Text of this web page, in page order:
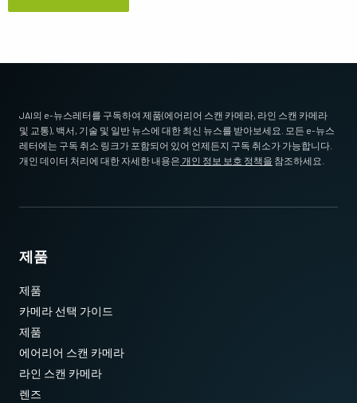
JAI의 e-뉴스레터를 구독하여 제품(에어리어 스캔 카메라, 라인 스캔 카메라
및 교통), 백서, 기술 및 일반 뉴스에 대한 최신 뉴스를 받아보세요. 모든 e-뉴스
레터에는 구독 취소 링크가 포함되어 있어 언제든지 구독 취소가 가능합니다.
개인 데이터 처리에 대한 자세한 내용은 개인 정보 보호 정책을 참조하세요.
제품
제품
카메라 선택 가이드
제품
에어리어 스캔 카메라
라인 스캔 카메라
렌즈